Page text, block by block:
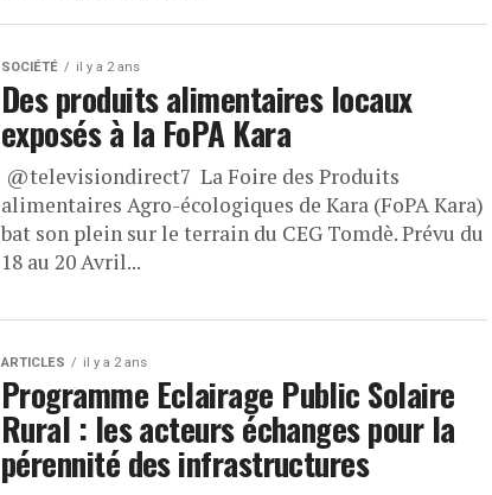
SOCIÉTÉ il y a 2 ans
Des produits alimentaires locaux
exposés à la FoPA Kara
@televisiondirect7 La Foire des Produits
alimentaires Agro-écologiques de Kara (FoPA Kara)
bat son plein sur le terrain du CEG Tomdè. Prévu du
18 au 20 Avril...
ARTICLES il y a 2 ans
Programme Eclairage Public Solaire
Rural : les acteurs échanges pour la
pérennité des infrastructures